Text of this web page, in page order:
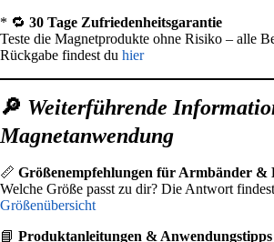
* 🔁 30 Tage Zufriedenheitsgarantie
Teste die Magnetprodukte ohne Risiko – alle
Rückgabe findest du hier
🔎 Weiterführende
Magnetanwendung
📏 Größenempfehlungen für Armbänder &
Welche Größe passt zu dir? Die Antwort
Größenübersicht
📘 Produktanleitungen & Anwendungstipps